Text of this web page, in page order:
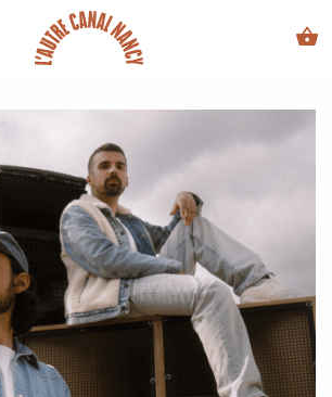
AU CONTENU PRINCIPAL